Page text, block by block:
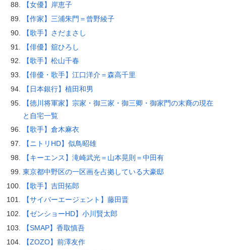
【女優】岸恵子
【作家】三浦朱門＝曾野綾子
【歌手】さだまさし
【俳優】舘ひろし
【歌手】松山千春
【俳優・歌手】江口洋介＝森高千里
【日本銀行】植田和男
【徳川将軍家】宗家・御三家・御三卿・御家門の末裔の現在
と自宅一覧
【歌手】倉木麻衣
【ニトリHD】似鳥昭雄
【キーエンス】滝崎武光＝山本晃則＝中田有
東京都中野区の一区画を占拠している大豪邸
【歌手】吉田拓郎
【サイバーエージェント】藤田晋
【ゼンショーHD】小川賢太郎
【SMAP】香取慎吾
【ZOZO】前澤友作